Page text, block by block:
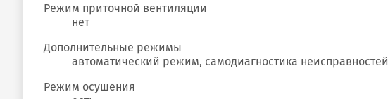
Режим приточной вентиляции
нет
Дополнительные режимы
автоматический режим, самодиагностика неисправностей
Режим осушения